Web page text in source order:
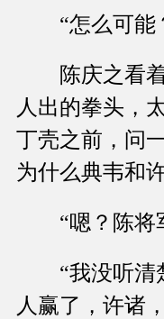
“怎么可能
陈庆之看着
人出的拳头，
丁壳之前，问
为什么典韦和
“嗯？陈将
“我没听清
人赢了，许诸